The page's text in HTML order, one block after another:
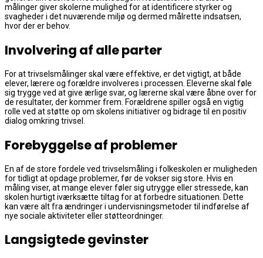
målinger giver skolerne mulighed for at identificere styrker og
svagheder i det nuværende miljø og dermed målrette indsatsen,
hvor der er behov.
Involvering af alle parter
For at trivselsmålinger skal være effektive, er det vigtigt, at både
elever, lærere og forældre involveres i processen. Eleverne skal føle
sig trygge ved at give ærlige svar, og lærerne skal være åbne over for
de resultater, der kommer frem. Forældrene spiller også en vigtig
rolle ved at støtte op om skolens initiativer og bidrage til en positiv
dialog omkring trivsel.
Forebyggelse af problemer
En af de store fordele ved trivselsmåling i folkeskolen er muligheden
for tidligt at opdage problemer, før de vokser sig store. Hvis en
måling viser, at mange elever føler sig utrygge eller stressede, kan
skolen hurtigt iværksætte tiltag for at forbedre situationen. Dette
kan være alt fra ændringer i undervisningsmetoder til indførelse af
nye sociale aktiviteter eller støtteordninger.
Langsigtede gevinster